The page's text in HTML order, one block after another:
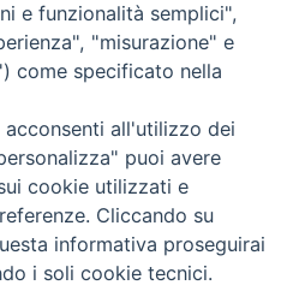
Molfetta (BA)
e funzionalità semplici",
"misurazione" e
come specificato nella
all'utilizzo dei
puoi avere
cookie utilizzati e
Cliccando su
informativa proseguirai
i soli cookie tecnici.